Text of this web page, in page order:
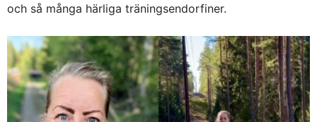
och så många härliga träningsendorfiner.